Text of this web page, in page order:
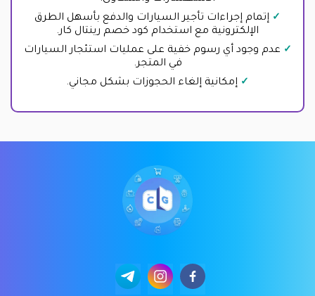
إتمام إجراءات تأجير السيارات والدفع بأسهل الطرق
الإلكترونية مع استخدام كود خصم رينتال كار.
عدم وجود أي رسوم خفية على عمليات استئجار السيارات
في المتجر.
إمكانية إلغاء الحجوزات بشكل مجاني.